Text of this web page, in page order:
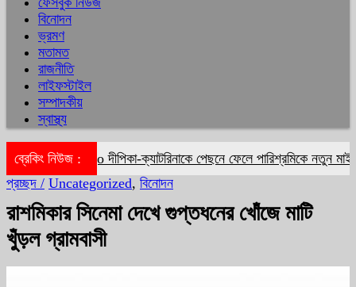
বিনোদন
ভ্রমণ
মতামত
রাজনীতি
লাইফস্টাইল
সম্পাদকীয়
স্বাস্থ্য
ব্রেকিং নিউজ :দীপিকা-ক্যাটরিনাকে পেছনে ফেলে পারিশ্রমিকে নতুন
প্রচ্ছদ / Uncategorized, বিনোদন
রাশমিকার সিনেমা দেখে গুপ্তধনের খোঁজে মাটি
খুঁড়ল গ্রামবাসী